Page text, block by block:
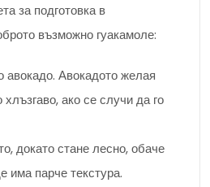
за подготовка в
възможно гуакамоле:
авокадо. Авокадото желая
ако се случи да го
докато стане лесно, обаче
има парче текстура.